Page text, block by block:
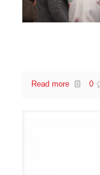
0
Read more